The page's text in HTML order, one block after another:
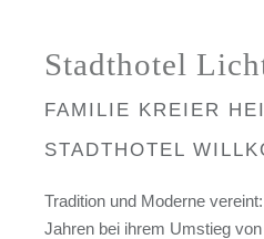
Stadthotel
FAMILIE KREIER
TADTHOTEL
Tradition und Moderne
Jahren bei ihrem Umstieg